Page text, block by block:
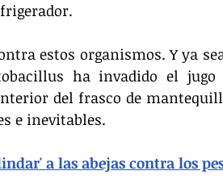
estos organismos. Y ya
ha invadido el jugo
del frasco de
e inevitables.
a las abejas contra los